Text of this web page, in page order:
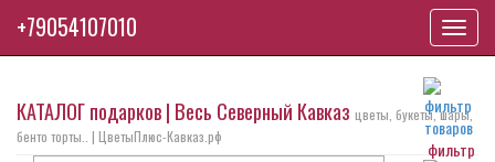
фильтр
КАТАЛОГ подарков | Весь Северный Кавказ цветы, букеты, шары,
бенто торты.. | ЦветыПлюс-Кавказ.рф
+79054107010